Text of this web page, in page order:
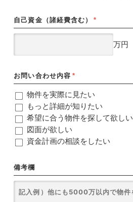
自己資金（諸経費含む） *
万円
お問い合わせ内容 *
物件を実際に見たい
もっと詳細が知りたい
希望に合う物件を探して欲しい
図面が欲しい
資金計画の相談をしたい
備考欄